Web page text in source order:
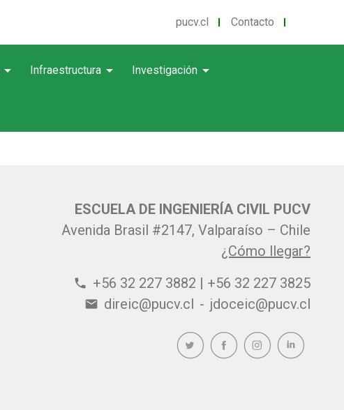
pucv.cl Contacto
arrow_drop_down Infraestructura arrow_drop_down Investigación arrow_drop_down
ESCUELA DE INGENIERÍA CIVIL PUCV
Avenida Brasil #2147, Valparaíso – Chile
¿Cómo llegar?
phone +56 32 227 3882 | +56 32 227 3825
email direic@pucv.cl - jdoceic@pucv.cl